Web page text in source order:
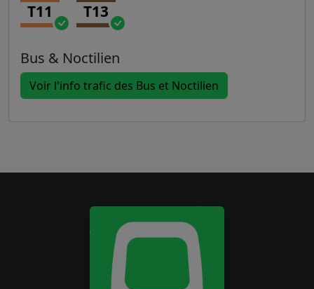
T11 T13
Bus & Noctilien
Voir l'info trafic des Bus et Noctilien